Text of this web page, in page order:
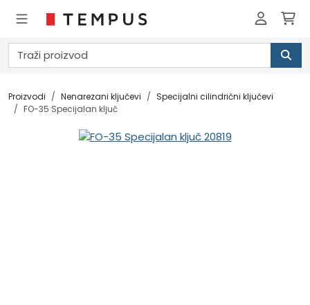
Proizvodi Nenarezani ključevi
Specijalni cilindrični ključevi
FO-35 Specijalan ključ